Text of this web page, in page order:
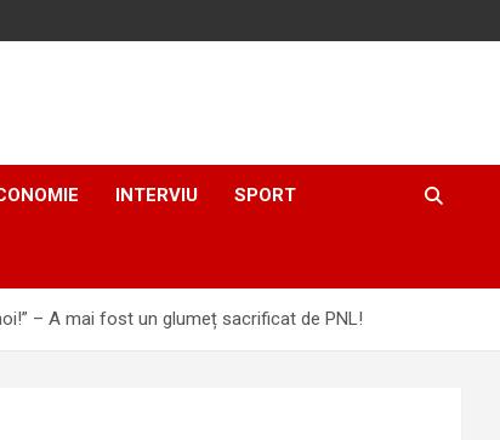
INTERVIU SPORT
– A mai fost un glumeț sacrificat de PNL!